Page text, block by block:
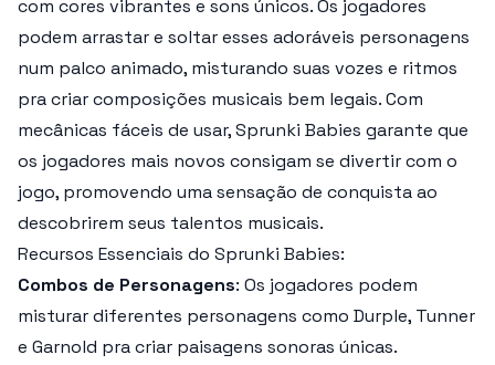
com cores vibrantes e sons únicos. Os jogadores
podem arrastar e soltar esses adoráveis personagens
num palco animado, misturando suas vozes e ritmos
pra criar composições musicais bem legais. Com
mecânicas fáceis de usar, Sprunki Babies garante que
os jogadores mais novos consigam se divertir com o
jogo, promovendo uma sensação de conquista ao
descobrirem seus talentos musicais.
Recursos Essenciais do Sprunki Babies:
Combos de Personagens: Os jogadores podem
misturar diferentes personagens como Durple, Tunner
e Garnold pra criar paisagens sonoras únicas.